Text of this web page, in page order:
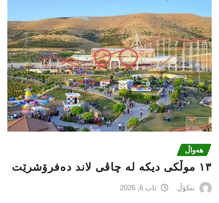
هەواڵ
١٣ موڵکی دیکە لە چاڤی لاند دەفرۆشرێت
بنکۆڵ ئاب 6, 2026